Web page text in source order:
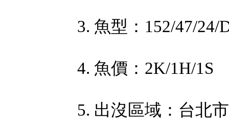
3. 魚型：152/47/24/
4. 魚價：2K/1H/1S
5. 出沒區域：台北